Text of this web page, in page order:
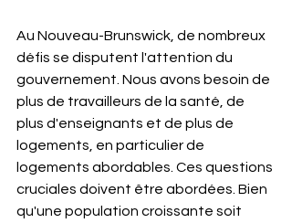
Au Nouveau-Brunswick, de nombreux
défis se disputent l'attention du
gouvernement. Nous avons besoin de
plus de travailleurs de la santé, de
plus d'enseignants et de plus de
logements, en particulier de
logements abordables. Ces questions
cruciales doivent être abordées. Bien
qu'une population croissante soit